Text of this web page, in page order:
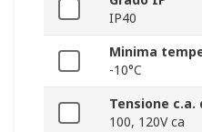
IP40
Minima
-10°C
Tensione
100, 120V ca